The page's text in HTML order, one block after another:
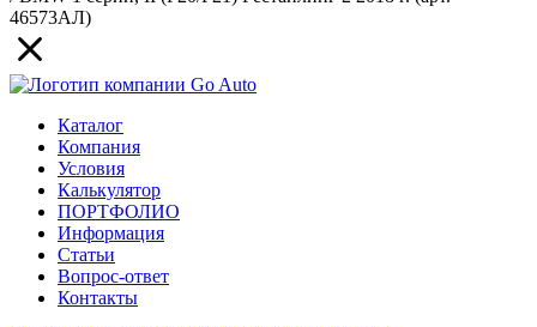
46573АЛ)
Каталог
Компания
Условия
Калькулятор
ПОРТФОЛИО
Информация
Статьи
Вопрос-ответ
Контакты